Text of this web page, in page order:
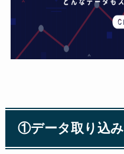
①データ取り込み